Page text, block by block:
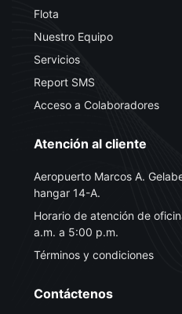
Flota
Nuestro Equipo
Servicios
Report SMS
Acceso a Colaboradores
Atención al cliente
Aeropuerto Marcos A.
hangar 14-A.
Horario de atención de
a.m. a 5:00 p.m.
Términos y condiciones
Contáctenos